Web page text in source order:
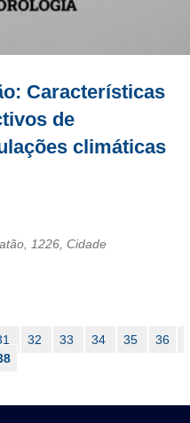
Características
de
climáticas
1226, Cidade
Page
32 Page
33 Page
34 Page
35 Page
36